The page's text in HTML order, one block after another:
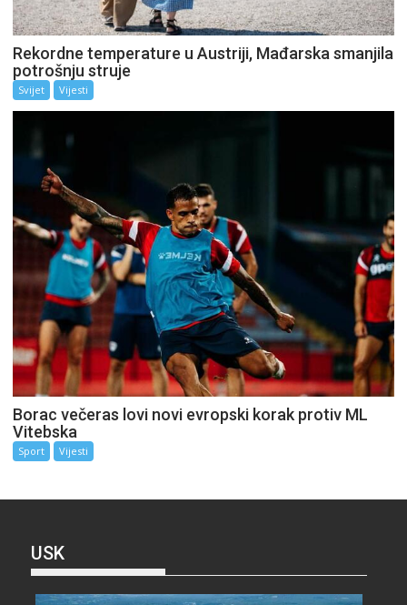
Rekordne temperature u Austriji, Mađarska smanjila
potrošnju struje
Svijet Vijesti
Borac večeras lovi novi evropski korak protiv ML
Vitebska
Sport Vijesti
USK